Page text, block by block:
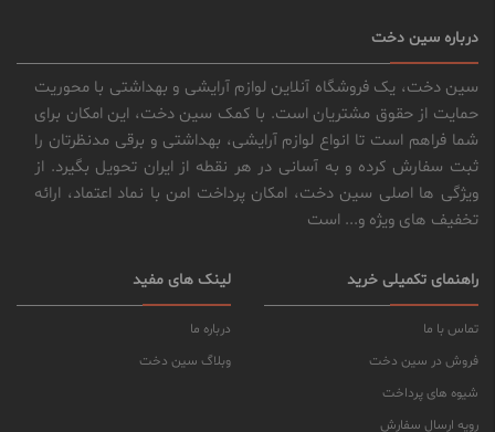
درباره سین دخت
سین دخت، یک فروشگاه آنلاین لوازم آرایشی و بهداشتی با محوریت
حمایت از حقوق مشتریان است. با کمک سین دخت، این امکان برای
شما فراهم است تا انواع لوازم آرایشی، بهداشتی و برقی مدنظرتان را
ثبت سفارش کرده و به آسانی در هر نقطه از ایران تحویل بگیرد. از
ویژگی ها اصلی سین دخت، امکان پرداخت امن با نماد اعتماد، ارائه
تخفیف های ویژه و... است
راهنمای تکمیلی خرید
تماس با ما
فروش در سین دخت
شیوه های پرداخت
رویه ارسال سفارش
لینک های مفید
درباره ما
وبلاگ سین دخت